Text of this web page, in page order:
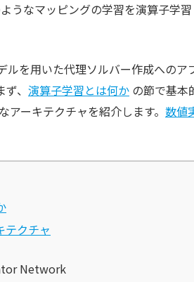
うなマッピングの学習を演算子学
ルを用いた代理ソルバー作成への
、 演算子学習とは何か の節で基本
アーキテクチャを紹介します。 数値
テクチャ
Network